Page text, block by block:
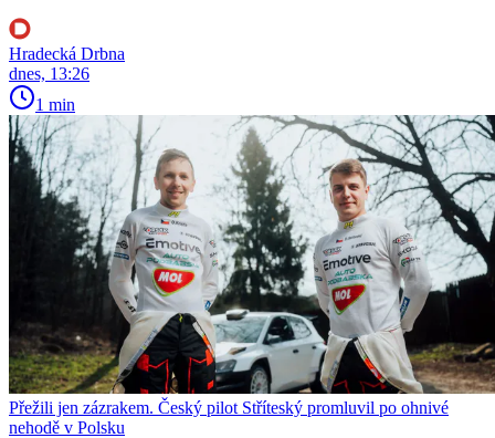
Hradecká Drbna
dnes, 13:26
1 min
Přežili jen zázrakem. Český pilot Stříteský promluvil po ohnivé
nehodě v Polsku